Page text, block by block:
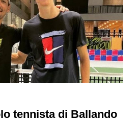
tennista di Ballando